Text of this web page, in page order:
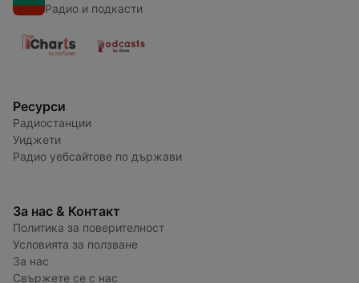
Радио и подкасти
Ресурси
Радиостанции
Уиджети
Радио уебсайтове по държави
За нас & Контакт
Политика за поверителност
Условията за ползване
За нас
Свържете се с нас